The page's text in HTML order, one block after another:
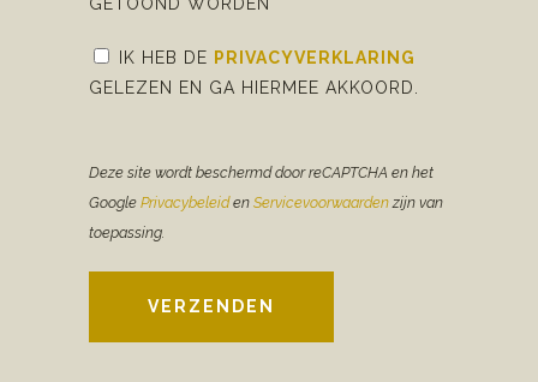
IK HEB DE PRIVACYVERKLARING
GELEZEN EN GA HIERMEE AKKOORD.
Deze site wordt beschermd door reCAPTCHA en het
Google Privacybeleiden Servicevoorwaardenzijn van
toepassing.
VERZENDEN